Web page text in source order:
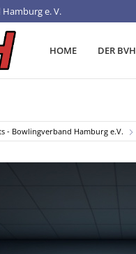
e. V.
HOME DER BVH
- Bowlingverband Hamburg e.V.